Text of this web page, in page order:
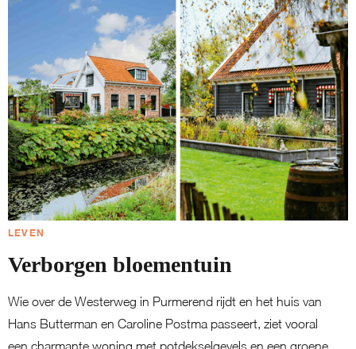
LEVEN
Verborgen bloementuin
Wie over de Westerweg in Purmerend rijdt en het huis van
Hans Butterman en Caroline Postma passeert, ziet vooral
een charmante woning met potdekselgevels en een groene